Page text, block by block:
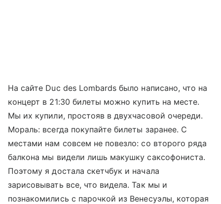
На сайте Duc des Lombards было написано, что на
концерт в 21:30 билеты можно купить на месте.
Мы их купили, простояв в двухчасовой очереди.
Мораль: всегда покупайте билеты заранее. С
местами нам совсем не повезло: со второго ряда
балкона мы видели лишь макушку саксофониста.
Поэтому я достала скетчбук и начала
зарисовывать все, что видела. Так мы и
познакомились с парочкой из Венесуэлы, которая